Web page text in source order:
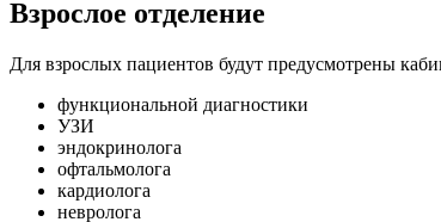
Взрослое отделение
Для взрослых пациентов будут предусмотрены
функциональной диагностики
УЗИ
эндокринолога
офтальмолога
кардиолога
невролога